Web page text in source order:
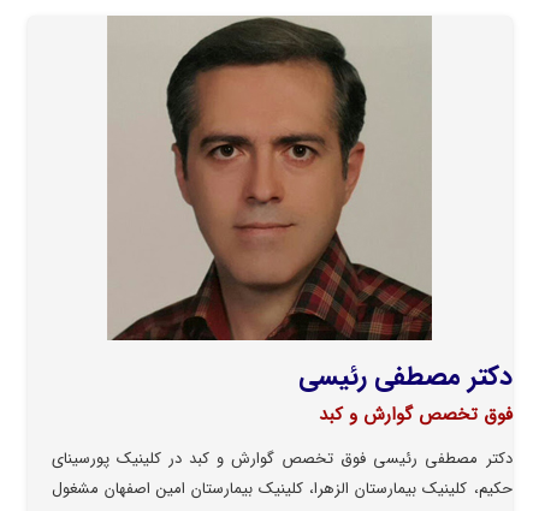
دکتر مصطفی رئیسی
فوق تخصص گوارش و کبد
دکتر مصطفی رئیسی فوق تخصص گوارش و کبد در کلینیک پورسینای
حکیم، کلینیک بیمارستان الزهرا، کلینیک بیمارستان امین اصفهان مشغول